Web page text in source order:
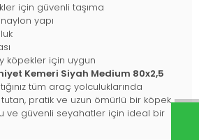
için güvenli taşıma
naylon yapı
köpekler için uygun
Kemeri Siyah Medium 80x2,5
tüm araç yolculuklarında
pratik ve uzun ömürlü bir köpek
ve güvenli seyahatler için ideal bir